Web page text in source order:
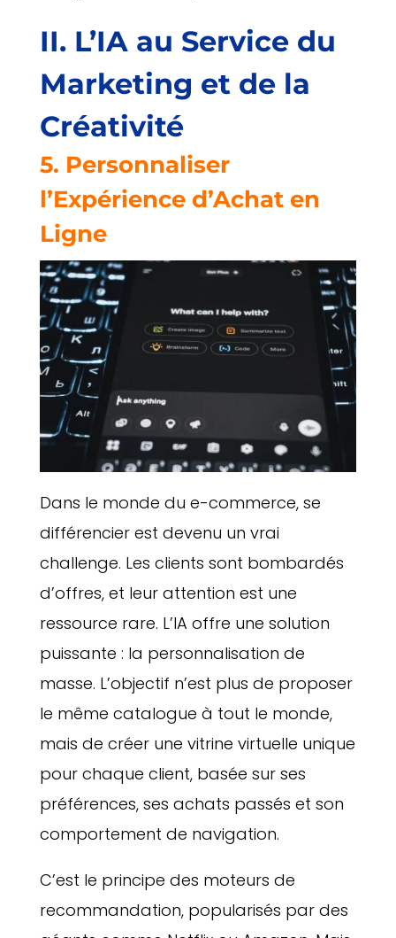
II. L’IA au Service du
Marketing et de la
Créativité
5. Personnaliser
l’Expérience d’Achat en
Ligne
Dans le monde du e-commerce, se
différencier est devenu un vrai
challenge. Les clients sont bombardés
d’offres, et leur attention est une
ressource rare. L’IA offre une solution
puissante : la personnalisation de
masse. L’objectif n’est plus de proposer
le même catalogue à tout le monde,
mais de créer une vitrine virtuelle unique
pour chaque client, basée sur ses
préférences, ses achats passés et son
comportement de navigation.
C’est le principe des moteurs de
recommandation, popularisés par des